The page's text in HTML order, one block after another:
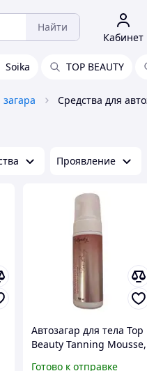
Найти
Кабинет
Soika TOP BEAUTY
Проявление
Автозагар для тела Top
Beauty Tanning Mousse,
Готово к отправке